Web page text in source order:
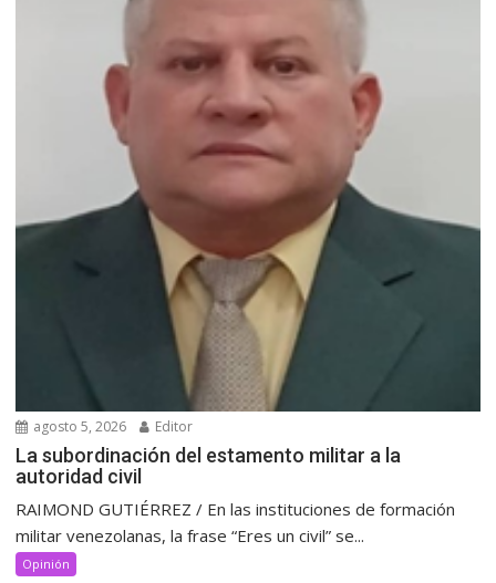
agosto 5, 2026 Editor
La subordinación del estamento militar a la
autoridad civil
RAIMOND GUTIÉRREZ / En las instituciones de formación
militar venezolanas, la frase “Eres un civil” se...
Opinión